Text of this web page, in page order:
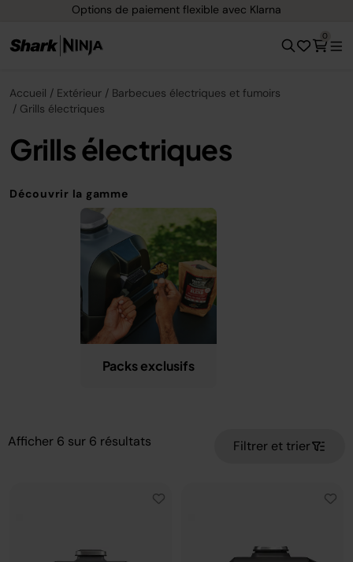
Options de paiement flexible avec Klarna
0
Accueil Extérieur
Barbecues électriques et fumoirs
Grills électriques
Grills électriques
Découvrir la gamme
Packs exclusifs
Afficher 6 sur 6 résultats Filtrer et trier